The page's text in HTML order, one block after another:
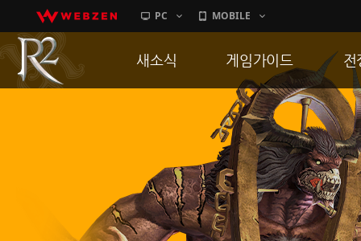
PC MOBILE
새소식
이벤트
히스토리
PC방으로간다
게임가이드
게임 특징
서버가이드
신병훈련소
세부가이드
통합보급센터
전
통
공